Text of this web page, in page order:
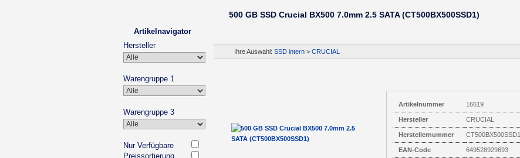
Artikelnavigator
Hersteller
Warengruppe 1
Warengruppe 3
Nur Verfügbare
Preissortierung
500 GB SSD Crucial BX500 7.0mm 2.5 SATA (CT500BX500SSD1)
Ihre Auswahl: SSD intern > CRUCIAL
Artikelnummer 16619
Hersteller CRUCIAL
Herstellernummer CT500BX500SSD1
EAN-Code 649528929693